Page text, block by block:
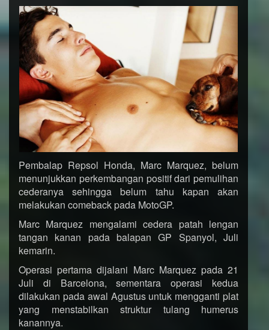
Pembalap Repsol Honda, Marc Marquez, belum
menunjukkan perkembangan positif dari pemulihan
cederanya sehingga belum tahu kapan akan
melakukan comeback pada MotoGP.
Marc Marquez mengalami cedera patah lengan
tangan kanan pada balapan GP Spanyol, Juli
kemarin.
Operasi pertama dijalani Marc Marquez pada 21
Juli di Barcelona, sementara operasi kedua
dilakukan pada awal Agustus untuk mengganti plat
yang menstabilkan struktur tulang humerus
kanannya.